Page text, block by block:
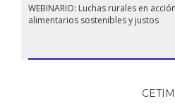
WEBINARIO: Luchas rurales en
alimentarios sostenibles y justos
CETIM